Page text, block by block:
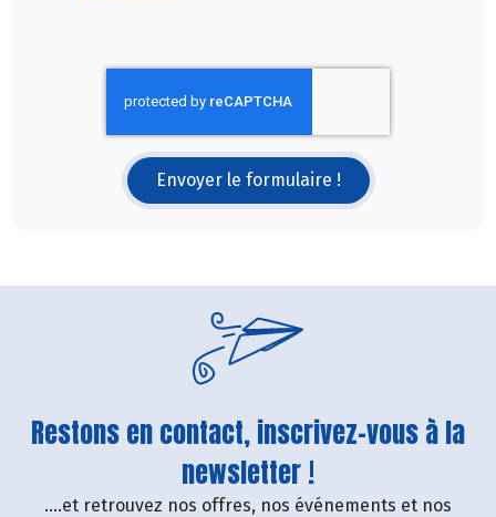
Envoyer le formulaire !
Restons en contact, inscrivez-vous à la
newsletter !
....et retrouvez nos offres, nos événements et nos